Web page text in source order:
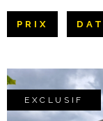
PRIX
EXCLUSIF